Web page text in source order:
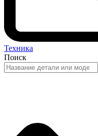
Техника
Поиск